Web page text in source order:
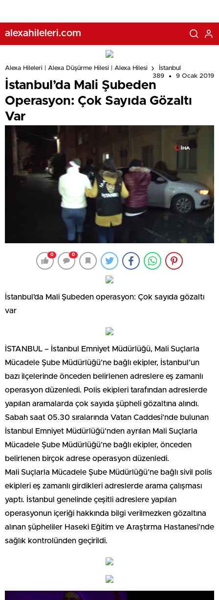
alexahileleri.com
Alexa Hileleri | Alexa Düşürme Hilesi | Alexa Hilesi
İstanbul
389
9 Ocak 2019
İstanbul’da Mali Şubeden
Operasyon: Çok Sayıda Gözaltı
Var
0 0
İstanbul’da Mali Şubeden operasyon: Çok sayıda gözaltı
var
İSTANBUL – İstanbul Emniyet Müdürlüğü, Mali Suçlarla
Mücadele Şube Müdürlüğü’ne bağlı ekipler, İstanbul’un
bazı ilçelerinde önceden belirlenen adreslere eş zamanlı
operasyon düzenledi. Polis ekipleri tarafından adreslerde
yapılan aramalarda çok sayıda şüpheli gözaltına alındı.
Sabah saat 05.30 sıralarında Vatan Caddesi’nde bulunan
İstanbul Emniyet Müdürlüğü’nden ayrılan Mali Suçlarla
Mücadele Şube Müdürlüğü’ne bağlı ekipler, önceden
belirlenen birçok adrese operasyon düzenledi.
Mali Suçlarla Mücadele Şube Müdürlüğü’ne bağlı sivil polis
ekipleri eş zamanlı girdikleri adreslerde arama çalışması
yaptı. İstanbul genelinde çeşitli adreslere yapılan
operasyonun içeriği hakkında bilgi verilmezken gözaltına
alınan şüpheliler Haseki Eğitim ve Araştırma Hastanesi’nde
sağlık kontrolünden geçirildi.